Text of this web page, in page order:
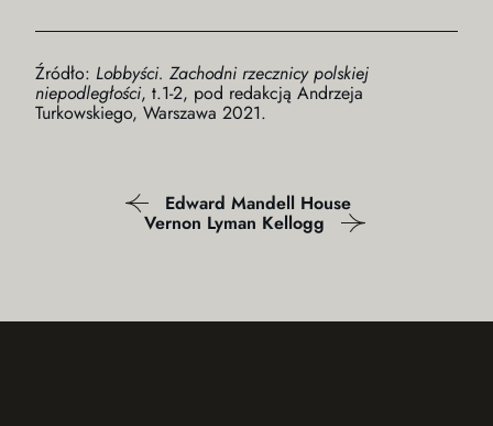
źródło: Lobbyści. Zachodni rzecznicy polskiej
niepodległości, t.1-2, pod redakcją Andrzeja
Turkowskiego, Warszawa 2021.
Edward Mandell House
Vernon Lyman Kellogg